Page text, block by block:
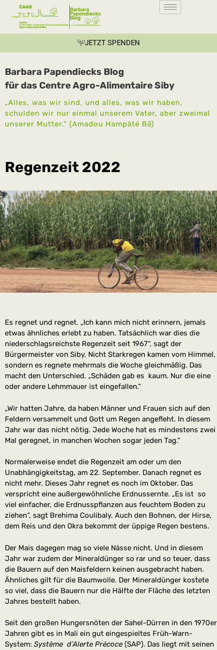
JETZT SPENDEN
Barbara Papendiecks Blog
für das Centre Agro-Alimentaire Siby
„Alles, was wir sind, und alles, was wir haben,
schulden wir nur einmal unserem Vater, aber zweimal
unserer Mutter.“ (Amadou Hampâté Bâ)
Regenzeit 2022
Es regnet und regnet. „Ich kann mich nicht erinnern, jemals
etwas ähnliches erlebt zu haben. Tatsächlich war dies die
niederschlagsreichste Regenzeit seit 1967“, sagt der
Bürgermeister von Siby. Nicht Starkregen kamen vom Himmel,
sondern es regnete mehrmals die Woche gleichmäßig. Das
macht den Unterschied. „Schäden gab es kaum. Nur die eine
oder andere Lehmmauer ist eingefallen.“
„Wir hatten Jahre, da haben Männer und Frauen sich auf den
Feldern versammelt und Gott um Regen angefleht. In diesem
Jahr war das nicht nötig. Jede Woche hat es mindestens zwei
Mal geregnet, in manchen Wochen sogar jeden Tag.“
Normalerweise endet die Regenzeit am oder um den
Unabhängigkeitstag, am 22. September. Danach regnet es
nicht mehr. Dieses Jahr regnet es noch im Oktober. Das
verspricht eine außergewöhnliche Erdnussernte. „Es ist so
viel einfacher, die Erdnusspflanzen aus feuchtem Boden zu
ziehen“, sagt Brehima Coulibaly. Auch den Bohnen, der Hirse,
dem Reis und den Okra bekommt der üppige Regen bestens.
Der Mais dagegen mag so viele Nässe nicht. Und in diesem
Jahr war zudem der Mineraldünger so rar und so teuer, dass
die Bauern auf den Maisfeldern keinen ausgebracht haben.
Ähnliches gilt für die Baumwolle. Der Mineraldünger kostete
so viel, dass die Bauern nur die Hälfte der Fläche des letzten
Jahres bestellt haben.
Seit den großen Hungersnöten der Sahel-Dürren in den 1970er
Jahren gibt es in Mali ein gut eingespieltes Früh-Warn-
System: Système d’Alerte Précoce (SAP). Das liegt mit seinen